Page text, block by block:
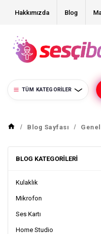
Hakkımızda Blog
TÜM KATEGORILER
Blog Sayfası
BLOG KATEGORILERI
Kulaklık
Mikrofon
Ses Kartı
Home Studio